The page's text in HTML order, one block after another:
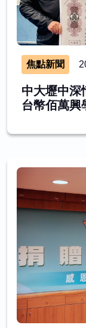
焦點新聞
中大壢中深
台幣佰萬興